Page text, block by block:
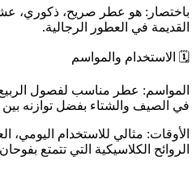
باختصار: هو عطر صريح، ذكوري،
القديمة في العطور الرجالية.
🗓️ الاستخدام والمواسم
المواسم: عطر مناسب لفصول
في الصيف والشتاء بفضل توازنه بين
الأوقات: مثالي للاستخدام
الروائح الكلاسيكية التي تتمتع